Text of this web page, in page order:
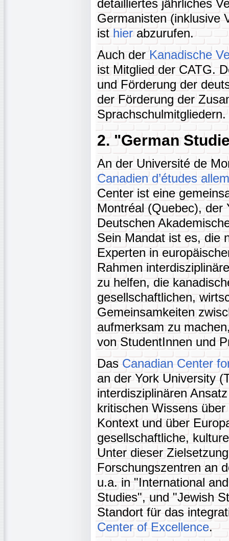
detailliertes jährliches
Germanisten (inklusive
ist hier abzurufen.
Auch der Kanadische
ist Mitglied der CATG.
und Förderung der
der Förderung der
2. "German
An der Université de
Canadien d’études
Center ist eine
Montréal (Quebec), der
Deutschen
Sein Mandat ist es, die
Experten in
Rahmen
zu helfen, die
gesellschaftlichen,
Gemeinsamkeiten
aufmerksam zu
von StudentInnen und
Das Canadian Center
an der York University
interdisziplinären
kritischen Wissens
Kontext und über
gesellschaftliche,
Unter dieser
Forschungszentren an
u.a. in "International
Studies", und "Jewish
Standort für das
Center of Excellence.